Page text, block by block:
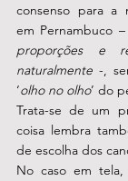
consenso para a
em Pernambuco –
proporções e
naturalmente -,
‘olho no olho’ do
Trata-se de um
coisa lembra
de escolha dos
No caso em tela,